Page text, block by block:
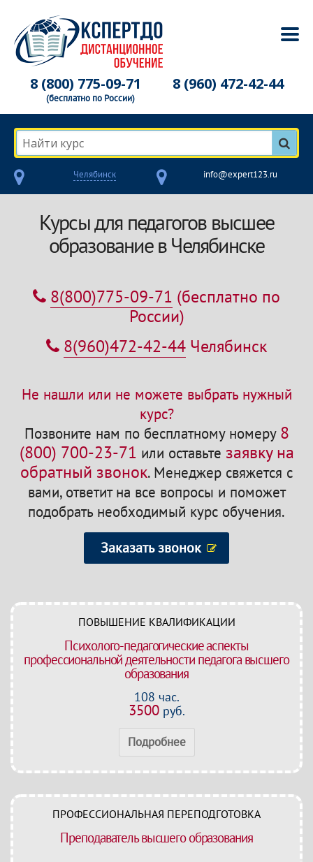
8 (800) 775-09-71
(бесплатно по России)
8 (960) 472-42-44
Найти курс
Челябинск info@expert123.ru
Курсы для педагогов высшее
образование в Челябинске
8(800)775-09-71 (бесплатно по
России)
8(960)472-42-44 Челябинск
Не нашли или не можете выбрать нужный
курс?
Позвоните нам по бесплатному номеру 8
(800) 700-23-71 или оставьте заявку на
обратный звонок.Менеджер свяжется с
вами, ответит на все вопросы и поможет
подобрать необходимый курс обучения.
Заказать звонок
ПОВЫШЕНИЕ КВАЛИФИКАЦИИ
Психолого-педагогические аспекты
профессиональной деятельности педагога высшего
образования
108 час.
3500руб.
Подробнее
ПРОФЕССИОНАЛЬНАЯ ПЕРЕПОДГОТОВКА
Преподаватель высшего образования